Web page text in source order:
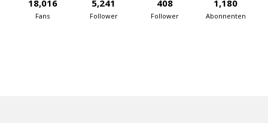
18,016
Fans
5,241
Follower
408
Follower
1,180
Abonnenten